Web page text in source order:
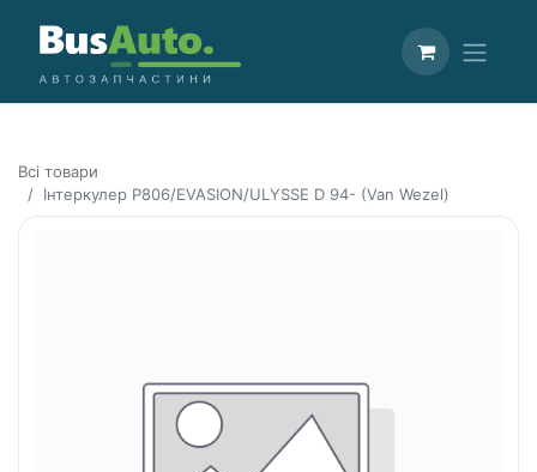
Всі товари
Інтеркулер P806/EVASION/ULYSSE D 94- (Van Wezel)